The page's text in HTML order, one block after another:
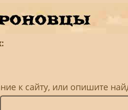
к сайту, или опишите